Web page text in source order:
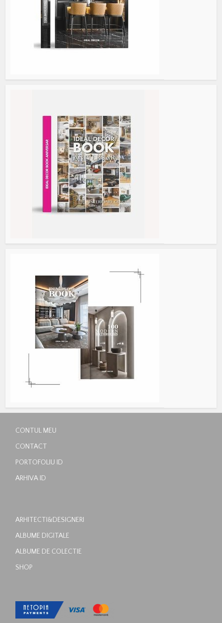
CONTUL MEU
CONTACT
PORTOFOLIU ID
ARHIVA ID
ARHITECTI&DESIGNERI
ALBUME DIGITALE
ALBUME DE COLECTIE
SHOP